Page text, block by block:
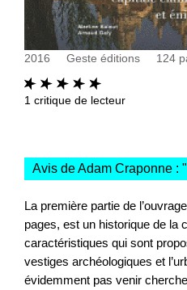
2016 Geste éditions 124
1 critique de lecteur
Avis de Adam Craponne : "
La première partie de
pages, est un historique de la
caractéristiques qui sont
vestiges archéologiques et
évidemment pas venir